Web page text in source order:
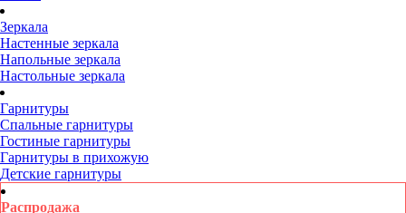
Зеркала
Настенные зеркала
Напольные зеркала
Настольные зеркала
Гарнитуры
Спальные гарнитуры
Гостиные гарнитуры
Гарнитуры в прихожую
Детские гарнитуры
Распродажа